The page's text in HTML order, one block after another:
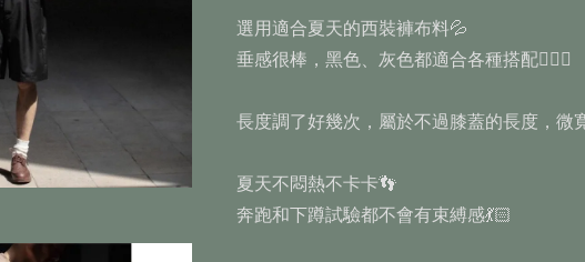
選用適合夏天的西裝褲布料💦
垂感很棒，黑色、灰色都適合各種搭配🧜🏼‍♂️
長度調了好幾次，屬於不過膝蓋的長度，微
夏天不悶熱不卡卡👣
奔跑和下蹲試驗都不會有束縛感💃🏻